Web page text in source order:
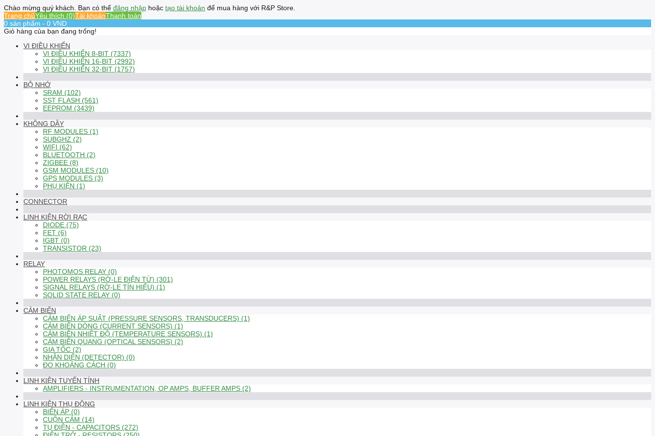
Chào mừng quý khách. Bạn có thể đăng nhập hoặc tạo tài khoản để mua hàng với R&P Store.
Trang chủYêu thích (0)Tài khoảnThanh toán
0 sản phẩm - 0 VND
Giỏ hàng của bạn đang trống!
VI ĐIỀU KHIỂN
VI ĐIỀU KHIỂN 8-BIT (7337)
VI ĐIỀU KHIỂN 16-BIT (2992)
VI ĐIỀU KHIỂN 32-BIT (1757)
BỘ NHỚ
SRAM (102)
SST FLASH (561)
EEPROM (3439)
KHÔNG DÂY
RF MODULES (1)
SUBGHZ (2)
WIFI (62)
BLUETOOTH (2)
ZIGBEE (8)
GSM MODULES (10)
GPS MODULES (3)
PHỤ KIỆN (1)
CONNECTOR
LINH KIỆN RỜI RẠC
DIODE (75)
FET (6)
IGBT (0)
TRANSISTOR (23)
RELAY
PHOTOMOS RELAY (0)
POWER RELAYS (RỜ-LE ĐIỆN TỪ) (301)
SIGNAL RELAYS (RỜ-LE TÍN HIỆU) (1)
SOLID STATE RELAY (0)
CẢM BIẾN
CẢM BIẾN ÁP SUẤT (PRESSURE SENSORS, TRANSDUCERS) (1)
CẢM BIẾN DÒNG (CURRENT SENSORS) (1)
CẢM BIẾN NHIỆT ĐỘ (TEMPERATURE SENSORS) (1)
CẢM BIẾN QUANG (OPTICAL SENSORS) (2)
GIA TỐC (2)
NHẬN DIỆN (DETECTOR) (0)
ĐO KHOẢNG CÁCH (0)
LINH KIỆN TUYẾN TÍNH
AMPLIFIERS - INSTRUMENTATION, OP AMPS, BUFFER AMPS (2)
LINH KIỆN THỤ ĐỘNG
BIẾN ÁP (0)
CUỘN CẢM (14)
TỤ ĐIỆN - CAPACITORS (272)